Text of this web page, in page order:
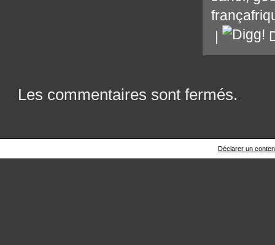
Les commentaires sont fermés.
Déclarer un